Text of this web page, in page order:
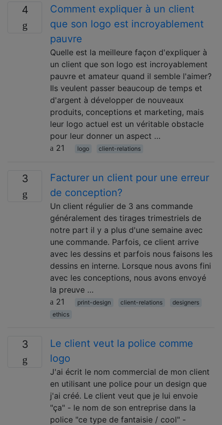
4
Comment expliquer à un client
que son logo est incroyablement
pauvre
Quelle est la meilleure façon d'expliquer à
un client que son logo est incroyablement
pauvre et amateur quand il semble l'aimer?
Ils veulent passer beaucoup de temps et
d'argent à développer de nouveaux
produits, conceptions et marketing, mais
leur logo actuel est un véritable obstacle
pour leur donner un aspect …
21
logo client-relations
3
Facturer un client pour une erreur
de conception?
Un client régulier de 3 ans commande
généralement des tirages trimestriels de
notre part il y a plus d'une semaine avec
une commande. Parfois, ce client arrive
avec les dessins et parfois nous faisons les
dessins en interne. Lorsque nous avons fini
avec les conceptions, nous avons envoyé
la preuve …
21
print-design client-relations
designers
ethics
3
Le client veut la police comme
logo
J'ai écrit le nom commercial de mon client
en utilisant une police pour un design que
j'ai créé. Le client veut que je lui envoie
"ça" - le nom de son entreprise dans la
police "ce type de fantaisie / cool" -